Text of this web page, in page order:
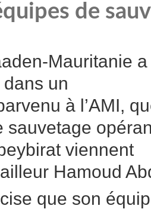
de
Mauritanie a
un
à l’AMI,
sauvetage
viennent
Hamoud
que son